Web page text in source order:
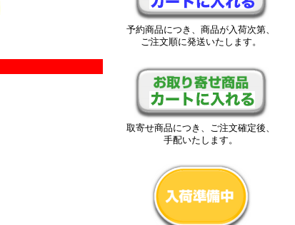
予約商品につき、商品が入荷次第、
ご注文順に発送いたします。
取寄せ商品につき、ご注文確定後、
手配いたします。